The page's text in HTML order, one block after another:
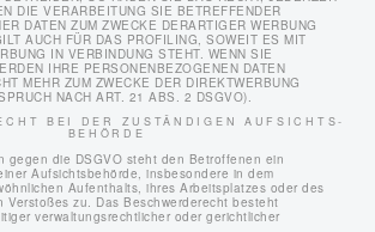
DIE VERARBEITUNG SIE BETREFFENDER
DATEN ZUM ZWECKE DERARTIGER WERBUNG
AUCH FÜR DAS PROFILING, SOWEIT ES MIT
IN VERBINDUNG STEHT. WENN SIE
IHRE PERSONENBEZOGENEN DATEN
MEHR ZUM ZWECKE DER DIREKTWERBUNG
NACH ART. 21 ABS. 2 DSGVO).
BEI DER ZUSTÄNDIGEN AUFSICHTS­
BEHÖRDE
gegen die DSGVO steht den Betroffenen ein
Aufsichtsbehörde, insbesondere in dem
Aufenthalts, ihres Arbeitsplatzes oder des
Verstoßes zu. Das Beschwerderecht besteht
verwaltungsrechtlicher oder gerichtlicher